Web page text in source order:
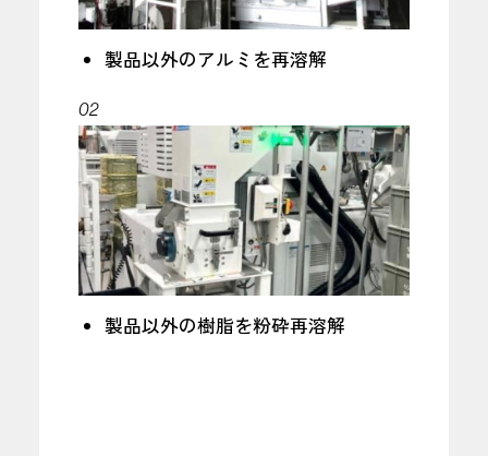
製品以外のアルミを再溶解
02
製品以外の樹脂を粉砕再溶解